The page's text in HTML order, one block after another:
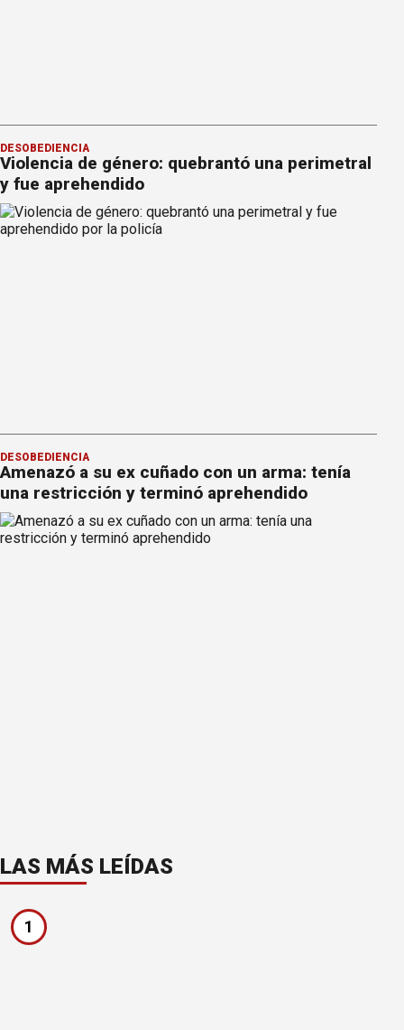
DESOBEDIENCIA
Violencia de género: quebrantó una perimetral
y fue aprehendido
DESOBEDIENCIA
Amenazó a su ex cuñado con un arma: tenía
una restricción y terminó aprehendido
LAS MÁS LEÍDAS
1